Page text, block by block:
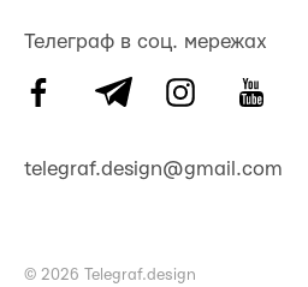
Телеграф в соц. мережах
telegraf.design@gmail.com
© 2026 Telegraf.design